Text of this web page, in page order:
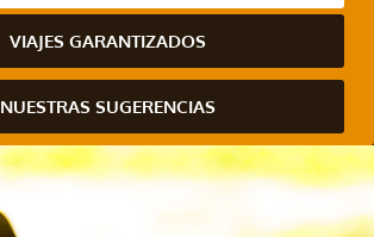
VIAJES GARANTIZADOS
NUESTRAS SUGERENCIAS